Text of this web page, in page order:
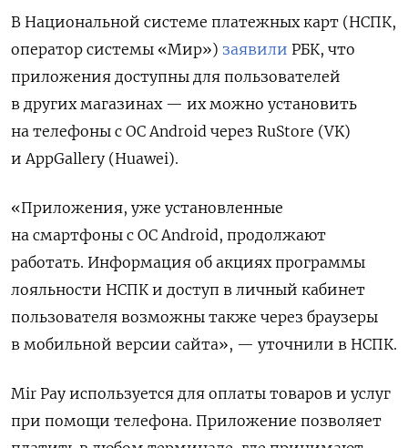
В Национальной системе платежных карт (НСПК,
оператор системы «Мир») заявили РБК, что
приложения доступны для пользователей
в других магазинах — их можно установить
на телефоны с ОС Android через RuStore (VK)
и AppGallery (Huawei).
«Приложения, уже установленные
на смартфоны с ОС Android, продолжают
работать. Информация об акциях программы
лояльности НСПК и доступ в личный кабинет
пользователя возможны также через браузеры
в мобильной версии сайта», — уточнили в НСПК.
Mir Pay используется для оплаты товаров и услуг
при помощи телефона. Приложение позволяет